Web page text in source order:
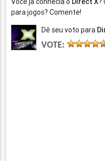
para jogos? Comente!
Dê seu voto para
VOTE: